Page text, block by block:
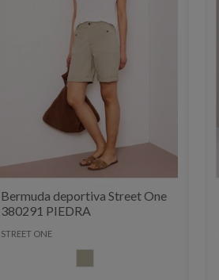
Bermuda deportiva Street One
380291 PIEDRA
STREET ONE